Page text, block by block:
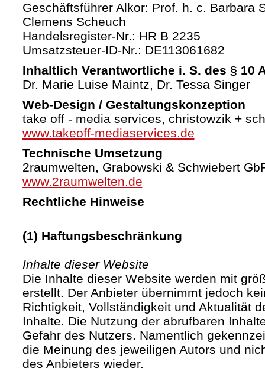
Geschäftsführer Alkor: Prof. h. c. Barbara
Clemens Scheuch
Handelsregister-Nr.: HR B 2235
Umsatzsteuer-ID-Nr.: DE113061682
Inhaltlich Verantwortliche i. S. des § 10
Dr. Marie Luise Maintz, Dr. Tessa Singer
Web-Design / Gestaltungskonzeption
take off - media services, christowzik +
www.takeoff-mediaservices.de
Technische Umsetzung
2raumwelten, Grabowski & Schwiebert
www.2raumwelten.de
Rechtliche Hinweise
(1) Haftungsbeschränkung
Inhalte dieser Website
Die Inhalte dieser Website werden mit
erstellt. Der Anbieter übernimmt jedoch
Richtigkeit, Vollständigkeit und Aktualität
Inhalte. Die Nutzung der abrufbaren
Gefahr des Nutzers. Namentlich
die Meinung des jeweiligen Autors und
des Anbieters wieder.